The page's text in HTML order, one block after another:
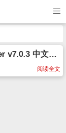
FTP服务端Wing FTP Server v7.0.3 中文破解企业版
阅读全文